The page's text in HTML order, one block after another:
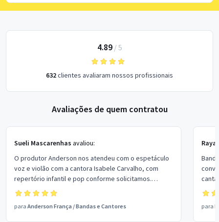
4.89/ 5
632clientes avaliaram nossos profissionais
Avaliações de quem contratou
Sueli Mascarenhas avaliou:
O produtor Anderson nos atendeu com o espetáculo
voz e violão com a cantora Isabele Carvalho, com
repertório infantil e pop conforme solicitamos.
Isabela é excelente cantora. Ficamos muito felizes
com a excelente qualidade e atendimento no serviço
prestado, clareza e segurança da contração.
para Anderson França /Bandas e Cantores para